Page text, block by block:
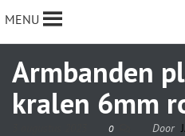
MENU
Armbanden
kralen 6mm
0 Door